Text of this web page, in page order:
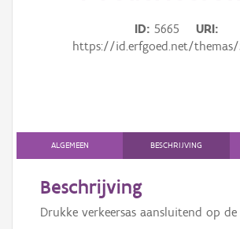
Persoon of collectief
ID 5665
URI
https://id.erfgoed.net/themas/
ALGEMEEN BESCHRIJVING
Beschrijving
Drukke verkeersas aansluitend op de